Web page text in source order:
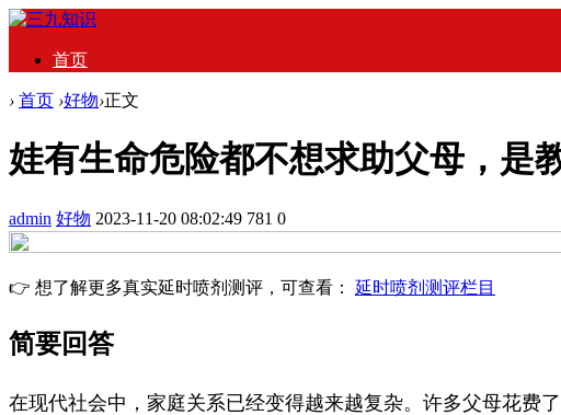
首页
› 首页 ›好物›正文
娃有生命危险都不想求助父母，是
admin 好物 2023-11-20 08:02:49 781 0
👉 想了解更多真实延时喷剂测评，可查看： 延时喷剂测评栏目
简要回答
在现代社会中，家庭关系已经变得越来越复杂。许多父母花费